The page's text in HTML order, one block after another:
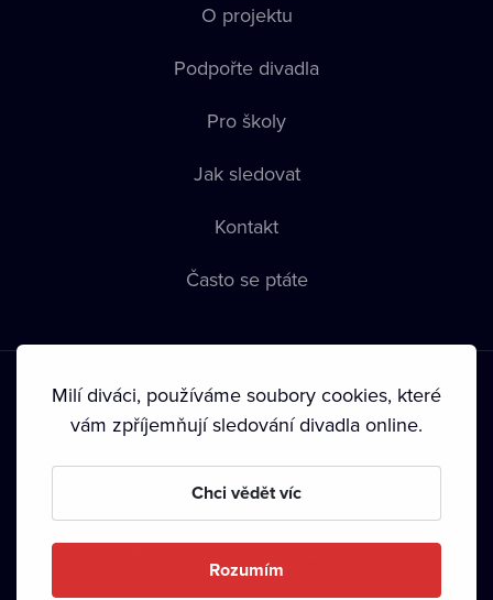
O projektu
Podpořte divadla
Pro školy
Jak sledovat
Kontakt
Často se ptáte
Podmínky používání • Ochrana soukromí • Zásady používání
• Autorská práva•
Milí diváci, používáme soubory cookies, které
vám zpříjemňují sledování divadla online.
Chci vědět víc
Rozumím